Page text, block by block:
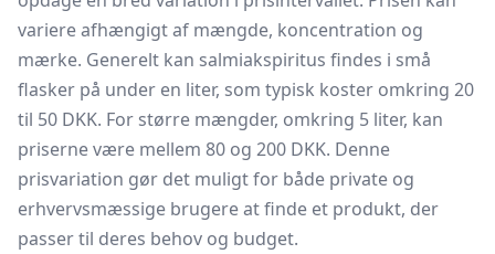
variere afhængigt af mængde, koncentration og
mærke. Generelt kan salmiakspiritus findes i små
flasker på under en liter, som typisk koster omkring 20
til 50 DKK. For større mængder, omkring 5 liter, kan
priserne være mellem 80 og 200 DKK. Denne
prisvariation gør det muligt for både private og
erhvervsmæssige brugere at finde et produkt, der
passer til deres behov og budget.